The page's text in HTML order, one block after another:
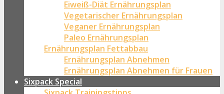
Eiweiß-Diät Ernährungsplan
Vegetarischer Ernährungsplan
Veganer Ernährungsplan
Paleo Ernährungsplan
Ernährungsplan Fettabbau
Ernährungsplan Abnehmen
Ernährungsplan Abnehmen für Frauen
Sixpack Special